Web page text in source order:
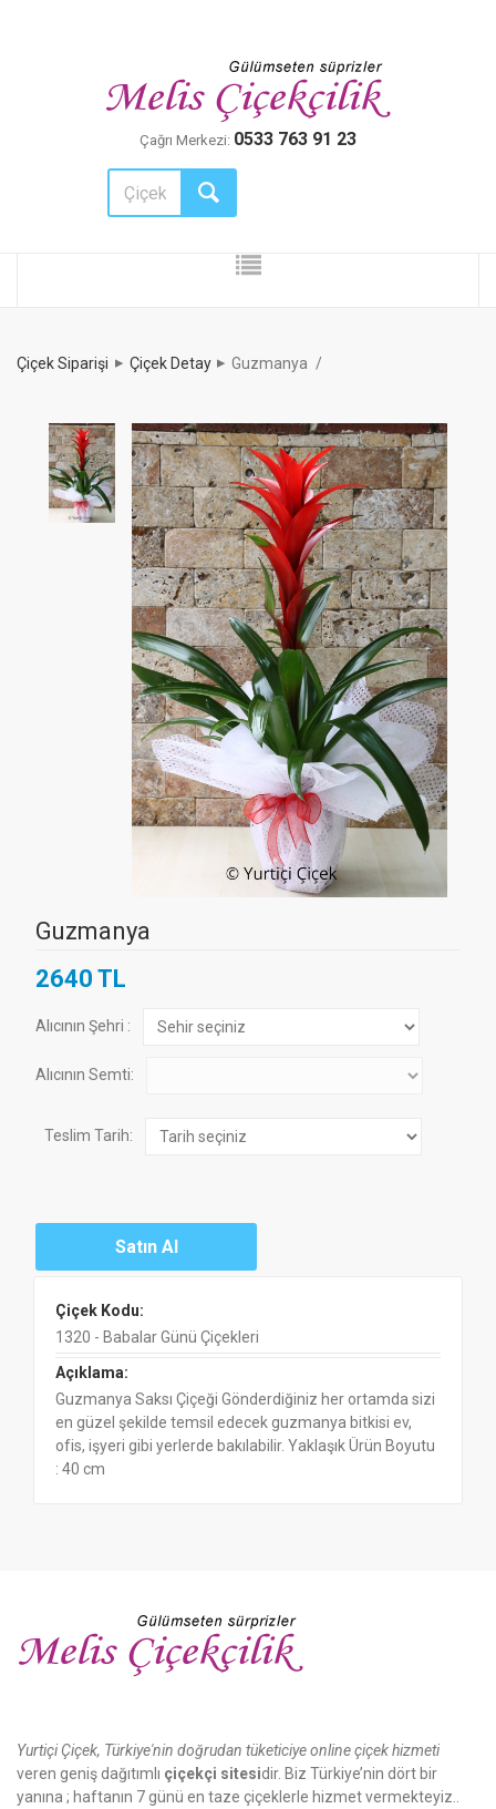
Çağrı Merkezi: 0533 763 91 23
Çiçek Siparişi Çiçek Detay Guzmanya
Guzmanya
2640 TL
Alıcının Şehri :
Alıcının Semti:
Teslim Tarih:
Çiçek Kodu:
1320 - Babalar Günü Çiçekleri
Açıklama:
Guzmanya Saksı Çiçeği Gönderdiğiniz her ortamda sizi
en güzel şekilde temsil edecek guzmanya bitkisi ev,
ofis, işyeri gibi yerlerde bakılabilir. Yaklaşık Ürün Boyutu
: 40 cm
Yurtiçi Çiçek, Türkiye'nin doğrudan tüketiciye online çiçek hizmeti
veren geniş dağıtımlı çiçekçi sitesidir. Biz Türkiye’nin dört bir
yanına ; haftanın 7 günü en taze çiçeklerle hizmet vermekteyiz..